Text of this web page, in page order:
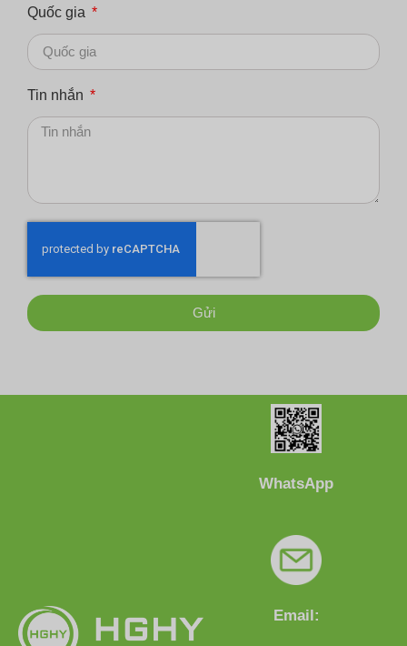
Quốc gia
Tin nhắn
Gửi
WhatsApp
Email: